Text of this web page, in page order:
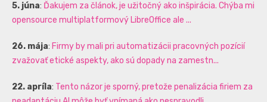
5. júna: Ďakujem za článok, je užitočný ako inšpirácia. Chýba mi
opensource multiplatformový LibreOffice ale ...
26. mája: Firmy by mali pri automatizácii pracovných pozícií
zvažovať etické aspekty, ako sú dopady na zamestn...
22. apríla: Tento názor je sporný, pretože penalizácia firiem za